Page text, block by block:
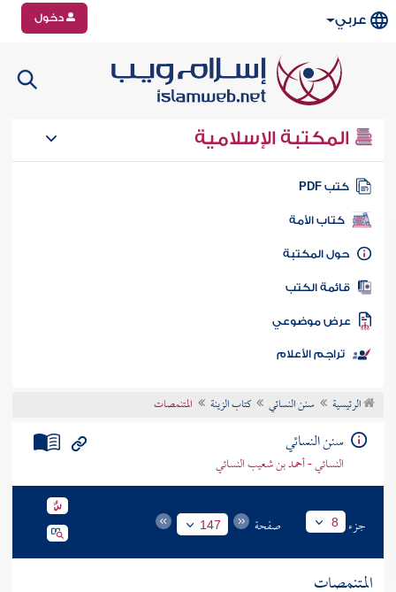
عربي دخول
المكتبة الإسلامية
كتب PDF
كتاب الأمة
المكتبة
الكتب
موضوعي
تراجم الأعلام
الرئيسية سنن النسائي كتاب الزينة المتنمصات
سنن النسائي
النسائي - أحمد بن شعيب النسائي
جزء 8 صفحة 147
المتنمصات